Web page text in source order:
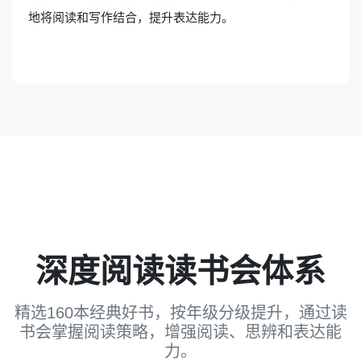
地将阅读和写作结合，提升表达能力。
深度阅读读书会体系
精选160本经典好书，按年级分级提升，通过读
书会掌握阅读策略，增强阅读、思辨和表达能
力。